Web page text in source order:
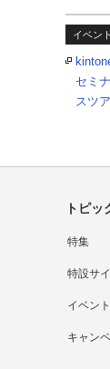
イベント
セミ
スツ
トピッ
特集
特設サ
イベン
キャン